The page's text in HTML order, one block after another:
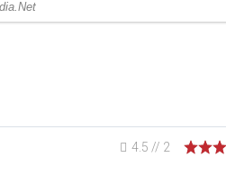
4.5 // 2